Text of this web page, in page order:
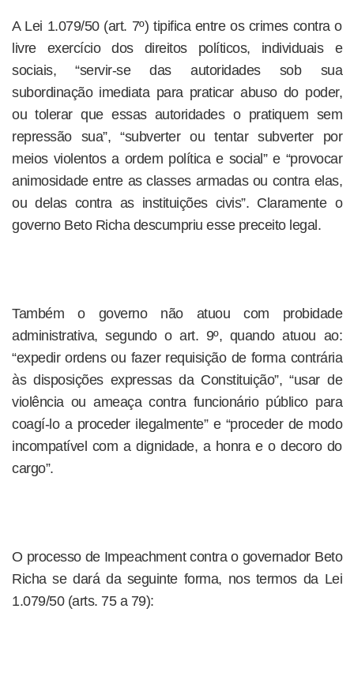
A Lei 1.079/50 (art. 7º) tipifica entre os crimes contra o
livre exercício dos direitos políticos, individuais e
sociais, “servir-se das autoridades sob sua
subordinação imediata para praticar abuso do poder,
ou tolerar que essas autoridades o pratiquem sem
repressão sua”, “subverter ou tentar subverter por
meios violentos a ordem política e social” e “provocar
animosidade entre as classes armadas ou contra elas,
ou delas contra as instituições civis”. Claramente o
governo Beto Richa descumpriu esse preceito legal.
Também o governo não atuou com probidade
administrativa, segundo o art. 9º, quando atuou ao:
“expedir ordens ou fazer requisição de forma contrária
às disposições expressas da Constituição”, “usar de
violência ou ameaça contra funcionário público para
coagí-lo a proceder ilegalmente” e “proceder de modo
incompatível com a dignidade, a honra e o decoro do
cargo”.
O processo de Impeachment contra o governador Beto
Richa se dará da seguinte forma, nos termos da Lei
1.079/50 (arts. 75 a 79):